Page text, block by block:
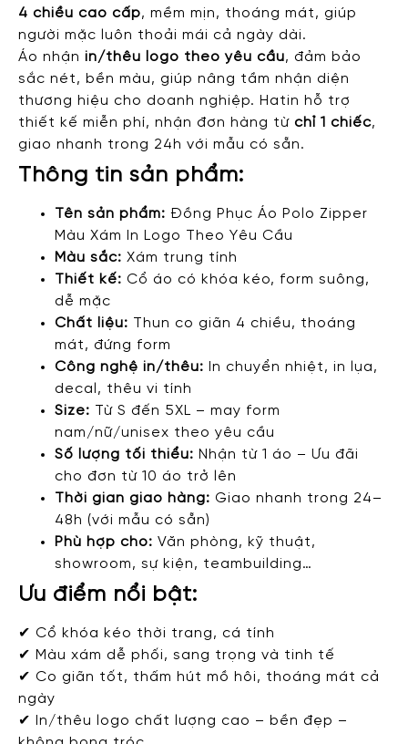
4 chiều cao cấp, mềm mịn, thoáng mát, giúp
người mặc luôn thoải mái cả ngày dài.
Áo nhận in/thêu logo theo yêu cầu, đảm bảo
sắc nét, bền màu, giúp nâng tầm nhận diện
thương hiệu cho doanh nghiệp. Hatin hỗ trợ
thiết kế miễn phí, nhận đơn hàng từ chỉ 1 chiếc,
giao nhanh trong 24h với mẫu có sẵn.
Thông tin sản phẩm:
Tên sản phẩm: Đồng Phục Áo Polo Zipper
Màu Xám In Logo Theo Yêu Cầu
Màu sắc: Xám trung tính
Thiết kế: Cổ áo có khóa kéo, form suông,
dễ mặc
Chất liệu: Thun co giãn 4 chiều, thoáng
mát, đứng form
Công nghệ in/thêu: In chuyển nhiệt, in lụa,
decal, thêu vi tính
Size: Từ S đến 5XL – may form
nam/nữ/unisex theo yêu cầu
Số lượng tối thiểu: Nhận từ 1 áo – Ưu đãi
cho đơn từ 10 áo trở lên
Thời gian giao hàng: Giao nhanh trong 24–
48h (với mẫu có sẵn)
Phù hợp cho: Văn phòng, kỹ thuật,
showroom, sự kiện, teambuilding…
Ưu điểm nổi bật:
✔ Cổ khóa kéo thời trang, cá tính
✔ Màu xám dễ phối, sang trọng và tinh tế
✔ Co giãn tốt, thấm hút mồ hôi, thoáng mát cả
ngày
✔ In/thêu logo chất lượng cao – bền đẹp –